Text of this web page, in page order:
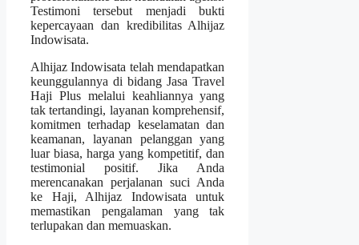
Testimoni tersebut menjadi bukti
kepercayaan dan kredibilitas Alhijaz
Indowisata.
Alhijaz Indowisata telah mendapatkan
keunggulannya di bidang Jasa Travel
Haji Plus melalui keahliannya yang
tak tertandingi, layanan komprehensif,
komitmen terhadap keselamatan dan
keamanan, layanan pelanggan yang
luar biasa, harga yang kompetitif, dan
testimonial positif. Jika Anda
merencanakan perjalanan suci Anda
ke Haji, Alhijaz Indowisata untuk
memastikan pengalaman yang tak
terlupakan dan memuaskan.